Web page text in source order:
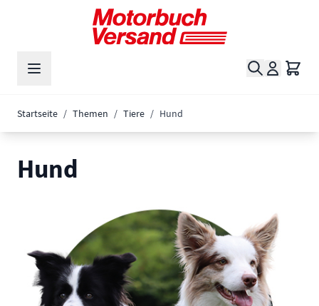
Zum Inhalt springen
Suche
Startseite / Themen / Tiere / Hund
Hund